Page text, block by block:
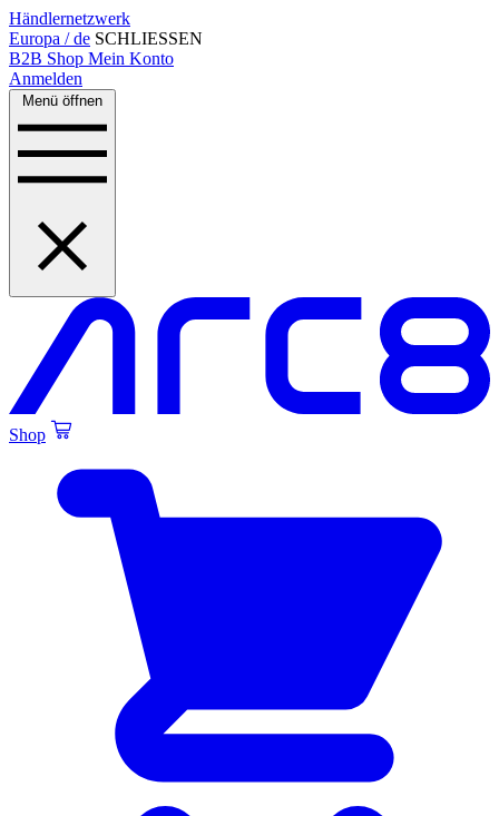
Händlernetzwerk
Europa / de SCHLIESSEN
B2B Shop Mein Konto
Anmelden
Menü öffnen
Shop